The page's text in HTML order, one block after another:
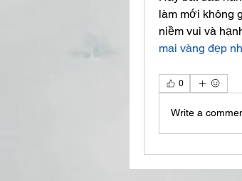
làm mới không
niềm vui và
mai vàng đẹp
0
Write a